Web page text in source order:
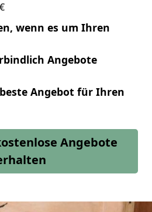
wenn es um Ihren
Angebote
Angebot für Ihren
Angebote